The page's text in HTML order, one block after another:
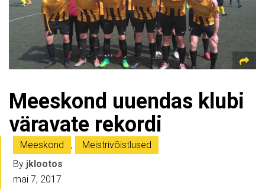
Meeskond uuendas klubi
väravate rekordi
Meeskond ,
Meistrivõistlused
By jklootos
mai 7, 2017